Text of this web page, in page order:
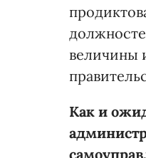
величины
Как и